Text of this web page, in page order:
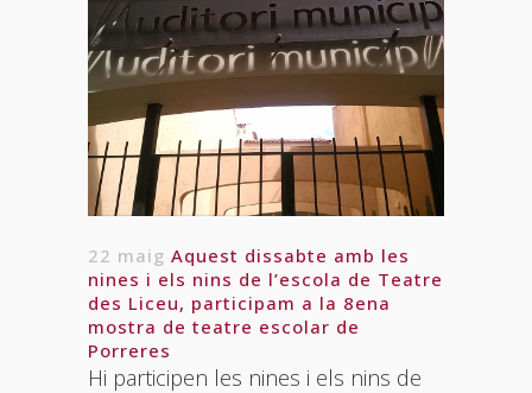
22 maig Aquest dissabte amb les
nines i els nins de l’escola de Teatre
des Liceu, participam a la 8ena
mostra de teatre escolar de
Porreres
Hi participen les nines i els nins de